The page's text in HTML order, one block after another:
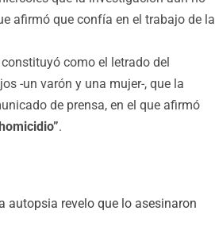
afirmó que confía en el trabajo de la
como el letrado del
-un varón y una mujer-, que la
de prensa, en el que afirmó
.